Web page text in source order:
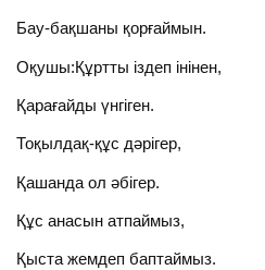
Бау-бақшаны қорғаймын.
Оқушы:Құртты іздеп інінен,
Қарағайды үнгіген.
Тоқылдақ-құс дәрігер,
Қашанда ол әбігер.
Құс анасын атпаймыз,
Қыста жемдеп баптаймыз.